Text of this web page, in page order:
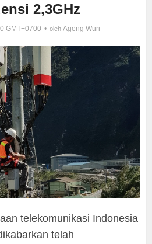
2,3GHz
GMT+0700 oleh Ageng Wuri
telekomunikasi Indonesia
telah